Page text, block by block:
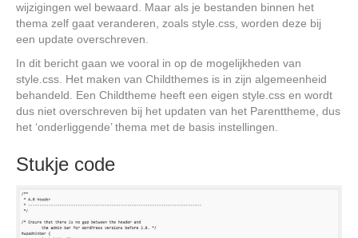
wijzigingen wel bewaard. Maar als je bestanden binnen het
thema zelf gaat veranderen, zoals style.css, worden deze bij
een update overschreven.
In dit bericht gaan we vooral in op de mogelijkheden van
style.css. Het maken van Childthemes is in zijn algemeenheid
behandeld. Een Childtheme heeft een eigen style.css en wordt
dus niet overschreven bij het updaten van het Parenttheme, dus
het ‘onderliggende’ thema met de basis instellingen.
Stukje code